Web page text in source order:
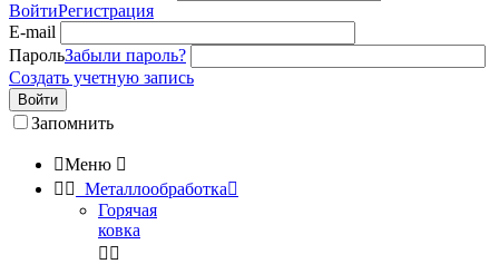
ВойтиРегистрация
E-mail
ПарольЗабыли пароль?
Создать учетную запись
Войти
Запомнить
Меню 
  Металлообработка
Горячая
ковка
 